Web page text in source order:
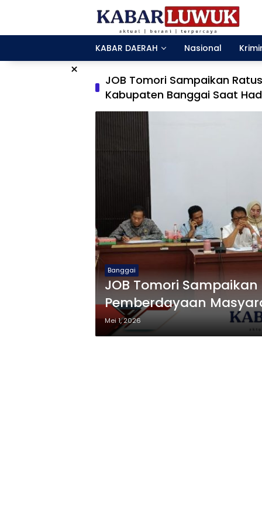
KABAR DAERAH
Nasional
×
JOB Tomori Sampaikan
Kabupaten Banggai Saat
Banggai
JOB Tomori
Pemberdayaan
Hadiri RDP
Mei 1, 2026